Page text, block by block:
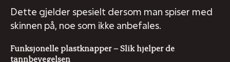
Dette gjelder spesielt dersom man spiser med
skinnen på, noe som ikke anbefales.
Funksjonelle plastknapper – Slik hjelper de
tannbevegelsen